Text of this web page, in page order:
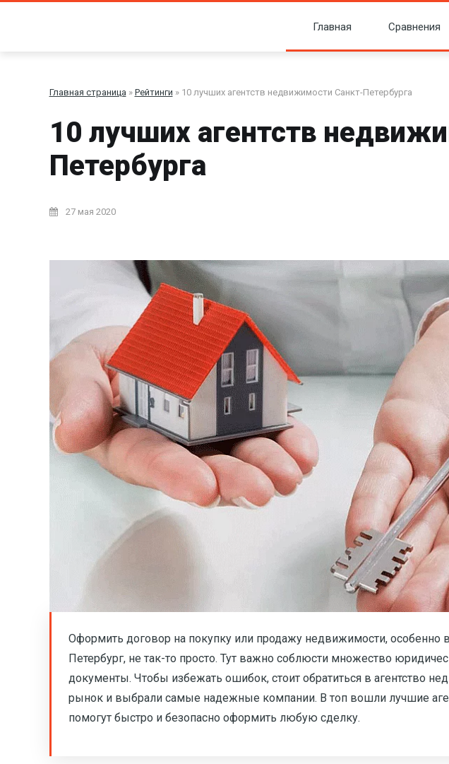
Главная Сравнения
Главная страница » Рейтинги » 10 лучших агентств недвижимости Санкт-Петербурга
10 лучших агентств
Петербурга
27 мая 2020
Оформить договор на покупку или продажу недвижимости, особенно
Петербург, не так-то просто. Тут важно соблюсти множество
документы. Чтобы избежать ошибок, стоит обратиться в агентство
рынок и выбрали самые надежные компании. В топ вошли лучшие
помогут быстро и безопасно оформить любую сделку.